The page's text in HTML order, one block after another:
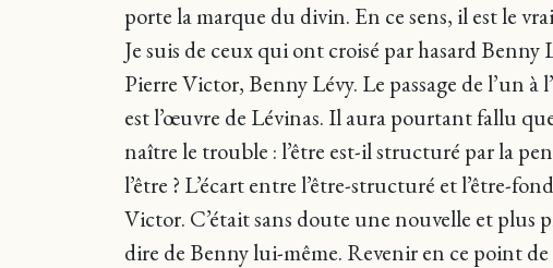
porte la marque du divin. En ce sens, il est le
Je suis de ceux qui ont croisé par hasard Benny
Pierre Victor, Benny Lévy. Le passage de l’un
est l’œuvre de Lévinas. Il aura pourtant fallu
naître le trouble : l’être est-il structuré par la
l’être ? L’écart entre l’être-structuré et l’être-
Victor. C’était sans doute une nouvelle et plus
dire de Benny lui-même. Revenir en ce point